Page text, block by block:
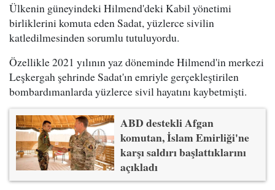
Ülkenin güneyindeki Hilmend'deki Kabil yönetimi
birliklerini komuta eden Sadat, yüzlerce sivilin
katledilmesinden sorumlu tutuluyordu.
Özellikle 2021 yılının yaz döneminde Hilmend'in merkezi
Leşkergah şehrinde Sadat'ın emriyle gerçekleştirilen
bombardımanlarda yüzlerce sivil hayatını kaybetmişti.
ABD destekli Afgan
komutan, İslam Emirliği'ne
karşı saldırı başlattıklarını
açıkladı